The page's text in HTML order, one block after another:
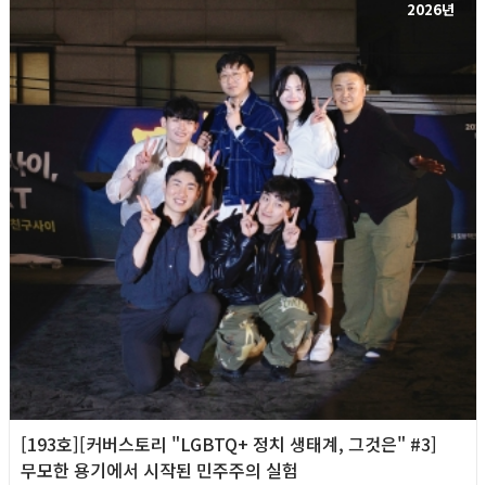
2026년
[193호][커버스토리 "LGBTQ+ 정치 생태계, 그것은" #3]
무모한 용기에서 시작된 민주주의 실험